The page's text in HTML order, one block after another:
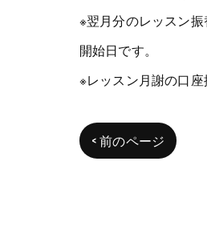
※翌月分のレッスン
開始日です。
※レッスン月謝の口座
< 前のページ